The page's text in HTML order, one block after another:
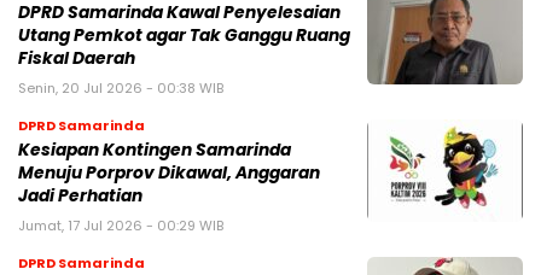
DPRD Samarinda Kawal Penyelesaian
Utang Pemkot agar Tak Ganggu Ruang
Fiskal Daerah
Senin, 20 Jul 2026 - 00:38 WIB
DPRD Samarinda
Kesiapan Kontingen Samarinda
Menuju Porprov Dikawal, Anggaran
Jadi Perhatian
Jumat, 17 Jul 2026 - 00:29 WIB
DPRD Samarinda